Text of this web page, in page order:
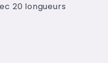
20 longueurs